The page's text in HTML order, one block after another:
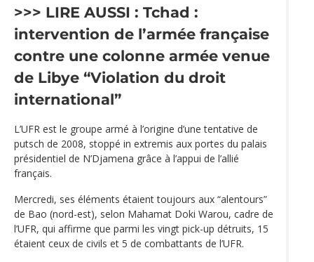
>>> LIRE AUSSI : Tchad :
intervention de l’armée française
contre une colonne armée venue
de Libye “Violation du droit
international”
L’UFR est le groupe armé à l’origine d’une tentative de
putsch de 2008, stoppé in extremis aux portes du palais
présidentiel de N’Djamena grâce à l’appui de l’allié
français.
Mercredi, ses éléments étaient toujours aux “alentours”
de Bao (nord-est), selon Mahamat Doki Warou, cadre de
l’UFR, qui affirme que parmi les vingt pick-up détruits, 15
étaient ceux de civils et 5 de combattants de l’UFR.